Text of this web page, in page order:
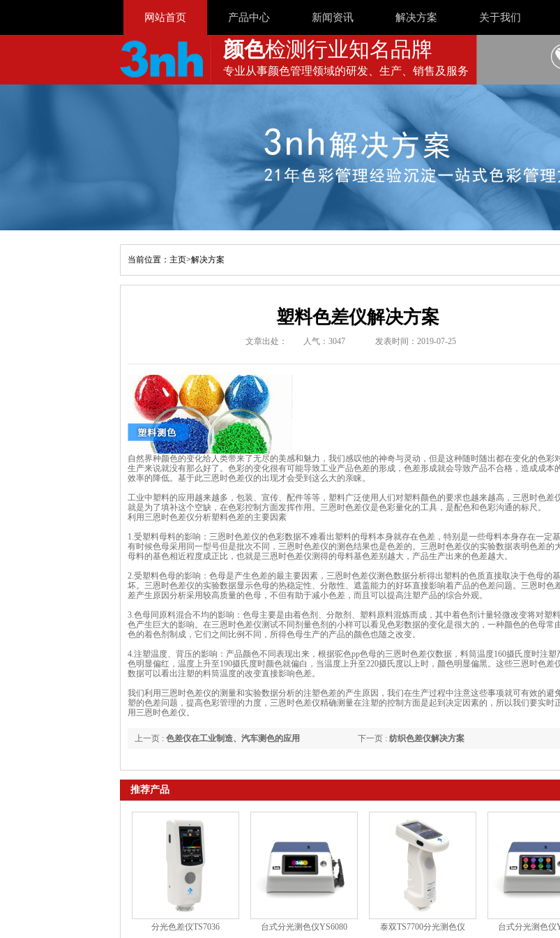
网站首页 产品中心 新闻资讯 解决方案 关于我们
颜色检测行业知名品牌
专业从事颜色管理领域的研发、生产、销售及服务
当前位置： 主页>解决方案
塑料色差仪解决方案
文章出处： 人气： 3047 发表时间：2019-07-25
自然界种颜色的变化给人类带来了无尽的美感和魅力，我们感叹他的神奇与灵动，但是这种随时随出都在变化的色彩
生产来说就没有那么好了。色彩的变化很有可能导致工业产品色差的形成，色差形成就会导致产品不合格，造成成本
效率的降低。基于此三恩时色差仪的出现才会受到这么大的亲睐。
工业中塑料的应用越来越多，包装、宣传、配件等等，塑料广泛使用人们对塑料颜色的要求也越来越高，三恩时色差
就是为了填补这个空缺，在色彩控制方面发挥作用。三恩时色差仪是色彩量化的工具，是配色和色彩沟通的标尺。
利用三恩时色差仪分析塑料色差的主要因素
1.受塑料母料的影响：三恩时色差仪的色彩数据不难看出塑料的母料本身就存在色差，特别是一些母料本身存在一定基
有时候色母采用同一型号但是批次不同，三恩时色差仪的测色结果也是色差的。三恩时色差仪的实验数据表明色差的
母料的基色相近程度成正比，也就是三恩时色差仪测得的母料基色差别越大，产品生产出来的色差越大。
2.受塑料色母的影响：色母是产生色差的最主要因素，三恩时色差仪测色数据分析得出塑料的色质直接取决于色母的
坏。三恩时色差仪的实验数据显示色母的热稳定性、分散性、遮盖能力的好坏直接影响着产品的色差问题。三恩时色
差产生原因分析采用较高质量的色母，不但有助于减小色差，而且可以提高注塑产品的综合外观。
3.色母同原料混合不均的影响：色母主要是由着色剂、分散剂、塑料原料混炼而成，其中着色剂计量轻微改变将对塑
色产生巨大的影响。在三恩时色差仪测试不同剂量色剂的小样可以看见色彩数据的变化是很大的，一种颜色的色母常
色的着色剂制成，它们之间比例不同，所得色母生产的产品的颜色也随之改变。
4.注塑温度、背压的影响：产品颜色不同表现出来，根据驼色pp色母的三恩时色差仪数据，料筒温度160摄氏度时注塑
色明显偏红，温度上升至190摄氏度时颜色就偏白，当温度上升至220摄氏度以上时，颜色明显偏黑。这些三恩时色差
数据可以看出注塑的料筒温度的改变直接影响色差。
我们利用三恩时色差仪的测量和实验数据分析的注塑色差的产生原因，我们在生产过程中注意这些事项就可有效的避
塑的色差问题，提高色彩管理的力度，三恩时色差仪精确测量在注塑的控制方面是起到决定因素的，所以我们要实时
用三恩时色差仪。
下一页 : 纺织色差仪解决方案
上一页 : 色差仪在工业制造、汽车测色的应用
推荐产品
分光色差仪TS7036 台式分光测色仪YS6080 泰双TS7700分光测色仪 台式分光测色仪